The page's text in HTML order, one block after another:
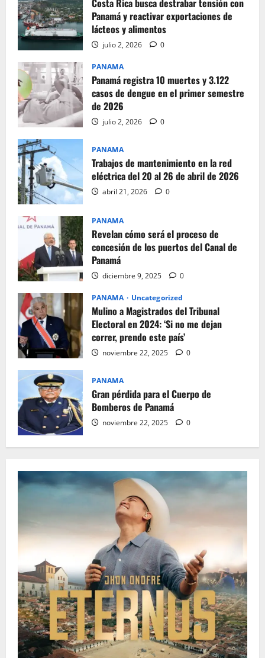
Panamá y reactivar exportaciones de
lácteos y alimentos
julio 2, 2026 0
PANAMA
Panamá registra 10 muertes y 3.122
casos de dengue en el primer semestre
de 2026
julio 2, 2026 0
PANAMA
Trabajos de mantenimiento en la red
eléctrica del 20 al 26 de abril de 2026
abril 21, 2026 0
PANAMA
Revelan cómo será el proceso de
concesión de los puertos del Canal de
Panamá
diciembre 9, 2025 0
PANAMA Uncategorized
Mulino a Magistrados del Tribunal
Electoral en 2024: ‘Si no me dejan
correr, prendo este país’
noviembre 22, 2025 0
PANAMA
Gran pérdida para el Cuerpo de
Bomberos de Panamá
noviembre 22, 2025 0